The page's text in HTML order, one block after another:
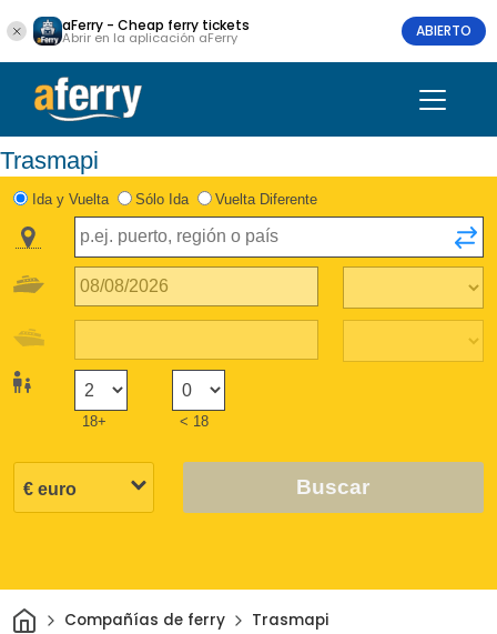
aFerry - Cheap ferry tickets
Abrir en la aplicación aFerry ABIERTO
Trasmapi
Ida y Vuelta Sólo Ida Vuelta Diferente
18+ < 18
Buscar
InicioCompañías de ferry Trasmapi